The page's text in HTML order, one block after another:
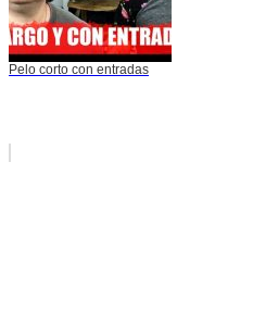
Pelo corto con entradas